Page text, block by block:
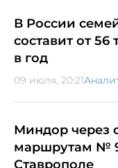
В России
составит от 56
в год
09 июля, 20:21
Миндор через
маршрутам №
Ставрополе